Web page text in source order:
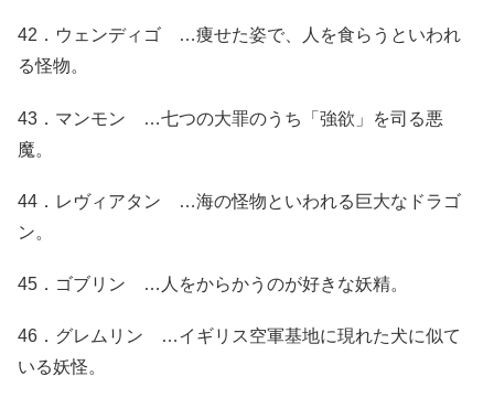
42．ウェンディゴ …痩せた姿で、人を食らうといわれ
る怪物。
43．マンモン …七つの大罪のうち「強欲」を司る悪
魔。
44．レヴィアタン …海の怪物といわれる巨大なドラゴ
ン。
45．ゴブリン …人をからかうのが好きな妖精。
46．グレムリン …イギリス空軍基地に現れた犬に似て
いる妖怪。